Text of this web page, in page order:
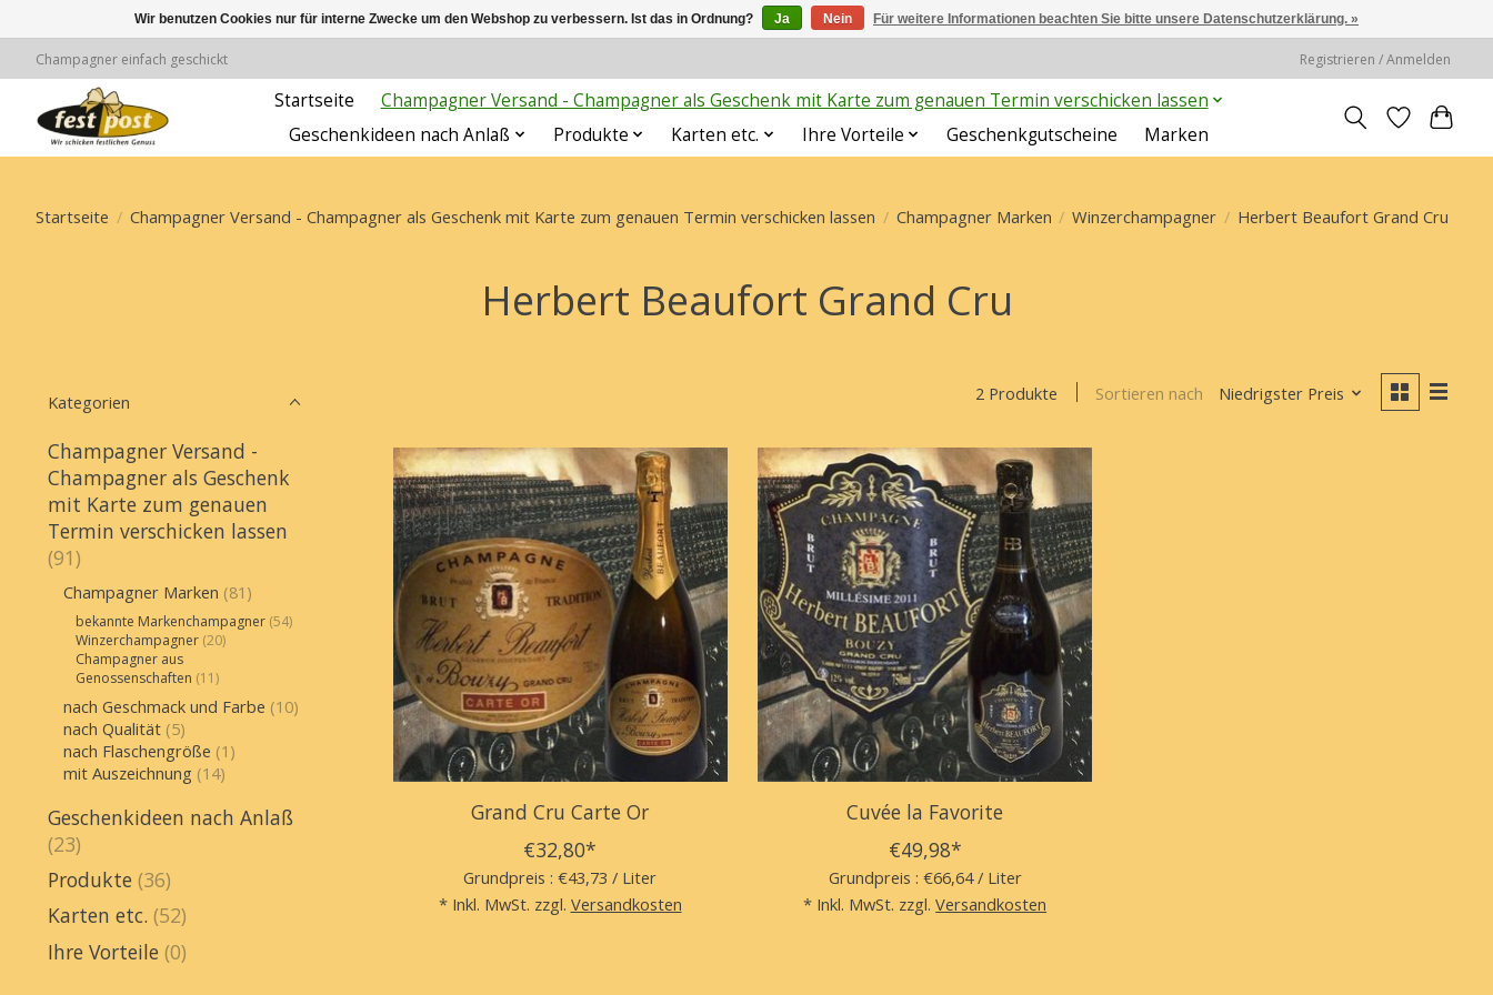
Champagner einfach geschickt Registrieren / Anmelden
Startseite
Champagner Versand - Champagner als Geschenk mit Karte zum genauen Termin verschicken lassen
Geschenkideen nach Anlaß
Produkte Karten etc. Ihre Vorteile Geschenkgutscheine Marken
Startseite / Champagner Versand - Champagner als Geschenk mit Karte zum genauen Termin verschicken lassen / Champagner Marken / Winzerchampagner / Herbert Beaufort Grand Cru
Herbert Beaufort Grand Cru
Kategorien
Champagner Versand -
Champagner als Geschenk
mit Karte zum genauen
Termin verschicken lassen
(91)
Champagner Marken (81)
bekannte Markenchampagner (54)
Winzerchampagner (20)
Champagner aus
Genossenschaften (11)
nach Geschmack und Farbe (10)
nach Qualität (5)
nach Flaschengröße (1)
mit Auszeichnung (14)
Geschenkideen nach Anlaß
(23)
Produkte (36)
Karten etc. (52)
Ihre Vorteile (0)
2 Produkte Sortieren nach Niedrigster Preis
Grand Cru Carte Or
€32,80*
Grundpreis : €43,73 / Liter
* Inkl. MwSt. zzgl. Versandkosten
Cuvée la Favorite
€49,98*
Grundpreis : €66,64 / Liter
* Inkl. MwSt. zzgl.Versandkosten
Wir benutzen Cookies nur für interne Zwecke um den Webshop zu verbessern. Ist das in Ordnung? Ja Nein Für weitere Informationen beachten Sie bitte unsere Datenschutzerklärung. »